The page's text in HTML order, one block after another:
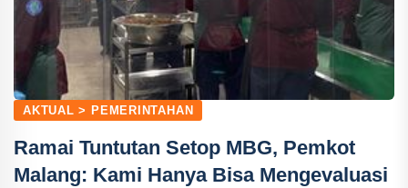
AKTUAL > PEMERINTAHAN
Ramai Tuntutan Setop MBG, Pemkot
Malang: Kami Hanya Bisa Mengevaluasi